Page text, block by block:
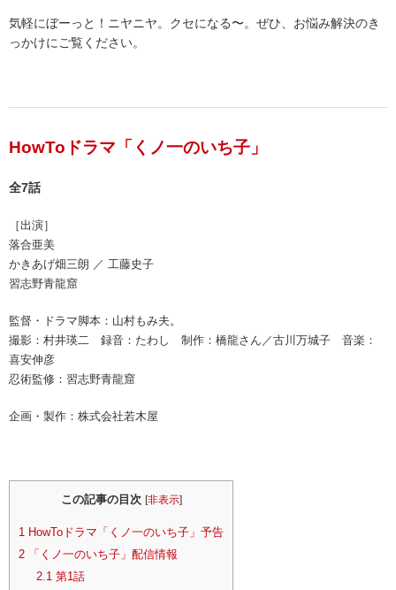
気軽にぼーっと！ニヤニヤ。クセになる〜。ぜひ、お悩み解決のき
っかけにご覧ください。
HowToドラマ「くノ一のいち子」
全7話
［出演］
落合亜美
かきあげ畑三朗 ／ 工藤史子
習志野青龍窟
監督・ドラマ脚本：山村もみ夫。
撮影：村井瑛二 録音：たわし 制作：橋龍さん／古川万城子 音楽：
喜安伸彦
忍術監修：習志野青龍窟
企画・製作：株式会社若木屋
この記事の目次 [非表示]
1 HowToドラマ「くノ一のいち子」予告
2 「くノ一のいち子」配信情報
2.1 第1話